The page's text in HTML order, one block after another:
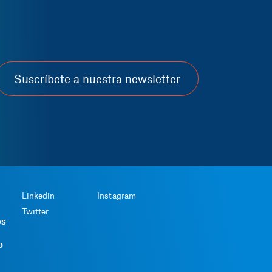
Linkedin
Twitter
Instagram
Suscríbete a nuestra newsletter